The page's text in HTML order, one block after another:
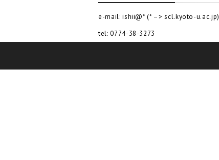
e-mail: ishii@* (* –> scl.kyoto-u.ac.jp)
tel: 0774-38-3273